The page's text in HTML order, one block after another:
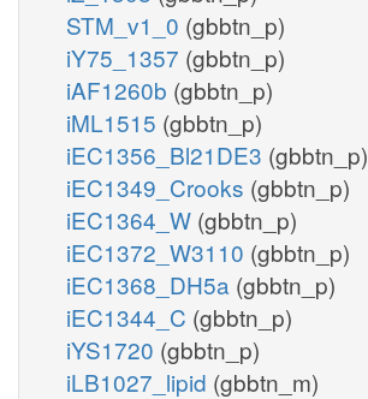
STM_v1_0 (gbbtn_p)
iY75_1357 (gbbtn_p)
iAF1260b (gbbtn_p)
iML1515 (gbbtn_p)
iEC1356_Bl21DE3 (gbbtn_p)
iEC1349_Crooks (gbbtn_p)
iEC1364_W (gbbtn_p)
iEC1372_W3110 (gbbtn_p)
iEC1368_DH5a (gbbtn_p)
iEC1344_C (gbbtn_p)
iYS1720 (gbbtn_p)
iLB1027_lipid (gbbtn_m)